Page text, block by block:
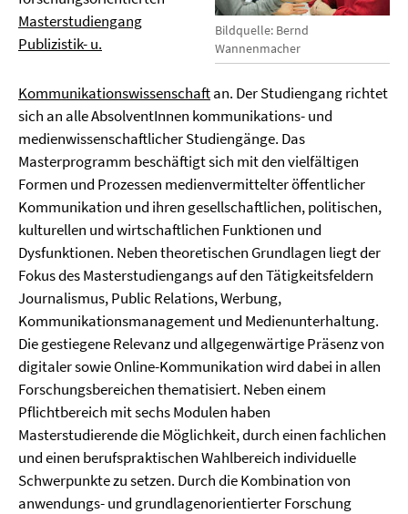
Bildquelle: Bernd
Wannenmacher
Masterstudiengang
Publizistik- u.
Kommunikationswissenschaftan. Der Studiengang richtet
sich an alle AbsolventInnen kommunikations- und
medienwissenschaftlicher Studiengänge. Das
Masterprogramm beschäftigt sich mit den vielfältigen
Formen und Prozessen medienvermittelter öffentlicher
Kommunikation und ihren gesellschaftlichen, politischen,
kulturellen und wirtschaftlichen Funktionen und
Dysfunktionen. Neben theoretischen Grundlagen liegt der
Fokus des Masterstudiengangs auf den Tätigkeitsfeldern
Journalismus, Public Relations, Werbung,
Kommunikationsmanagement und Medienunterhaltung.
Die gestiegene Relevanz und allgegenwärtige Präsenz von
digitaler sowie Online-Kommunikation wird dabei in allen
Forschungsbereichen thematisiert. Neben einem
Pflichtbereich mit sechs Modulen haben
Masterstudierende die Möglichkeit, durch einen fachlichen
und einen berufspraktischen Wahlbereich individuelle
Schwerpunkte zu setzen. Durch die Kombination von
anwendungs- und grundlagenorientierter Forschung